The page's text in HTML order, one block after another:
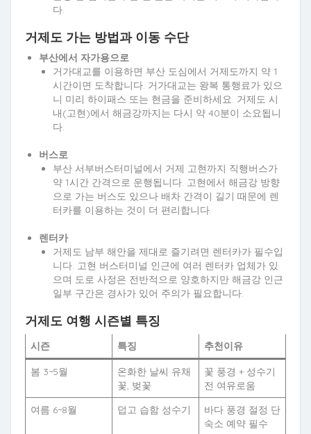
다.
거제도 가는 방법과 이동 수단
부산에서 자가용으로
거가대교를 이용하면 부산 도심에서 거제도까지 약 1
시간이면 도착합니다. 거가대교는 왕복 통행료가 있으
니 미리 하이패스 또는 현금을 준비하세요. 거제도 시
내(고현)에서 해금강까지는 다시 약 40분이 소요됩니
다.
버스로
부산 서부버스터미널에서 거제 고현까지 직행버스가
약 1시간 간격으로 운행됩니다. 고현에서 해금강 방향
으로 가는 버스도 있으나 배차 간격이 길기 때문에 렌
터카를 이용하는 것이 더 편리합니다.
렌터카
거제도 남부 해안을 제대로 즐기려면 렌터카가 필수입
니다. 고현 버스터미널 인근에 여러 렌터카 업체가 있
으며 도로 사정은 전반적으로 양호하지만 해금강 인근
일부 구간은 경사가 있어 주의가 필요합니다.
거제도 여행 시즌별 특징
시즌 특징 추천이유
봄 3~5월
온화한 날씨 유채
꽃, 벚꽃
꽃 풍경 + 성수기
전 여유로움
여름 6~8월
덥고 습함 성수기
바다 풍경 절정 단
숙소 예약 필수